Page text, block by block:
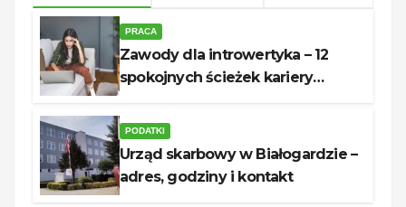
PRACA
Zawody dla introwertyka – 12
spokojnych ścieżek kariery
PODATKI
Urząd skarbowy w Białogardzie –
adres, godziny i kontakt